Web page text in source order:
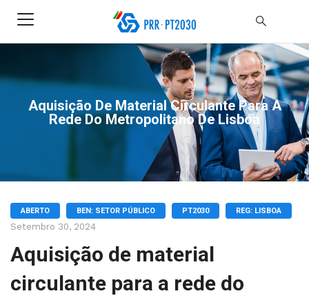
Aquisição De Material Circulante Para A
Rede Do Metropolitano De Lisboa
ABERTO BEN: SETOR PÚBLICO PT2030 REG: LISBOA
Setembro 30, 2024
Aquisição de material
circulante para a rede do